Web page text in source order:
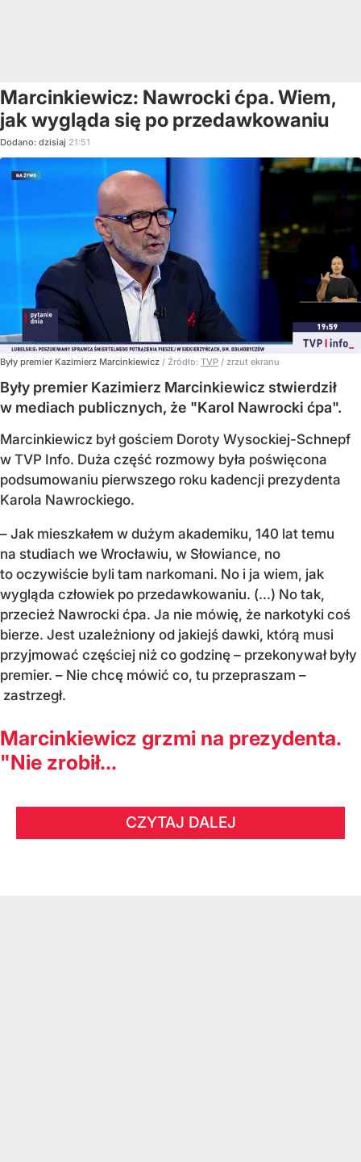
Marcinkiewicz: Nawrocki ćpa. Wiem,
jak wygląda się po przedawkowaniu
Dodano: dzisiaj 21:51
Były premier Kazimierz Marcinkiewicz / Źródło: TVP / zrzut ekranu
Były premier Kazimierz Marcinkiewicz stwierdził
w mediach publicznych, że "Karol Nawrocki ćpa".
Marcinkiewicz był gościem Doroty Wysockiej-Schnepf
w TVP Info. Duża część rozmowy była poświęcona
podsumowaniu pierwszego roku kadencji prezydenta
Karola Nawrockiego.
– Jak mieszkałem w dużym akademiku, 140 lat temu
na studiach we Wrocławiu, w Słowiance, no
to oczywiście byli tam narkomani. No i ja wiem, jak
wygląda człowiek po przedawkowaniu. (...) No tak,
przecież Nawrocki ćpa. Ja nie mówię, że narkotyki coś
bierze. Jest uzależniony od jakiejś dawki, którą musi
przyjmować częściej niż co godzinę – przekonywał były
premier. – Nie chcę mówić co, tu przepraszam –
zastrzegł.
Marcinkiewicz grzmi na prezydenta.
"Nie zrobił...
CZYTAJ DALEJ